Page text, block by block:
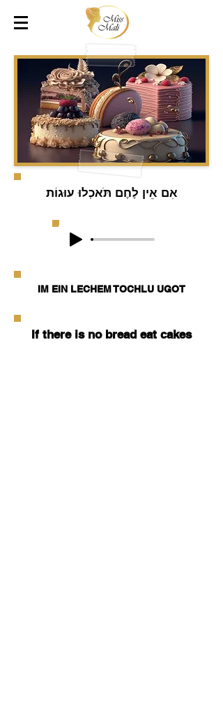
אִם אֵין לֶחֶם תֹּאכְלוּ עוּגוֹת
IM EIN LECHEM TOCHLU UGOT
If there is no bread eat cakes